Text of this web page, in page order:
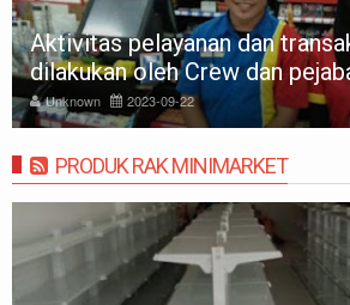
Aktivitas pelayanan dan
dilakukan oleh Crew dan
Unknown 2023-09-22
PRODUK RAK MINIMARKET